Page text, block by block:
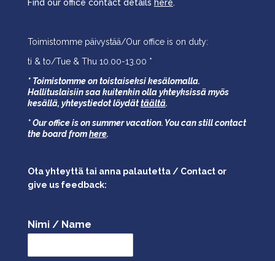
Find our office contact details here.
Toimistomme päivystää/Our office is on duty:
ti & to/Tue & Thu 10.00-13.00 *
* Toimistomme on toistaiseksi kesälomalla.
Hallituslaisiin saa kuitenkin olla yhteyksissä myös
kesällä, yhteystiedot löydättäältä.
* Our office is on summer vacation. You can still contact
the board fromhere.
Ota yhteyttä tai anna palautetta / Contact or
give us feedback:
Nimi / Name